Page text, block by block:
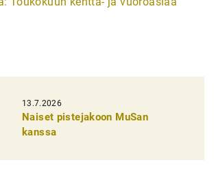
13.7.2026
Naiset pistejakoon MuSan
kanssa